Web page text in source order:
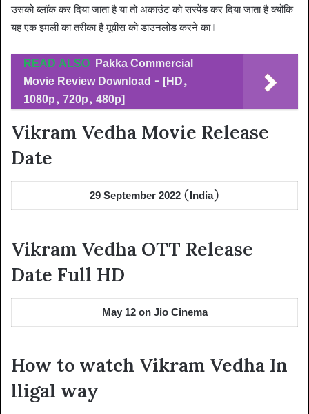
उसको ब्लॉक कर दिया जाता है या तो अकाउंट को सस्पेंड कर दिया जाता है क्योंकि
यह एक इमली का तरीका है मूवीस को डाउनलोड करने का।
READ ALSO Pakka Commercial
Movie Review Download - [HD,
1080p, 720p, 480p]
Vikram Vedha Movie Release
Date
29 September 2022 (India)
Vikram Vedha OTT Release
Date Full HD
May 12 on Jio Cinema
How to watch Vikram Vedha In
lligal way